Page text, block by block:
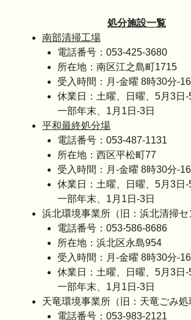
処分施設一覧
南部清掃工場
電話番号：053-425-3680
所在地：南区江之島町1715
受入時間：月-金曜 8時30分-
休業日：土曜、日曜、5月3日-
一部年末、1月1日-3日
平和最終処分場
電話番号：053-487-1131
所在地：西区平松町77
受入時間：月-金曜 8時30分-
休業日：土曜、日曜、5月3日-
一部年末、1月1日-3日
浜北環境事業所（旧：浜北清掃セ
電話番号：053-586-8686
所在地：浜北区永島954
受入時間：月-金曜 8時30分-
休業日：土曜、日曜、5月3日-
一部年末、1月1日-3日
天竜環境事業所（旧：天竜ごみ処
電話番号：053-983-2121